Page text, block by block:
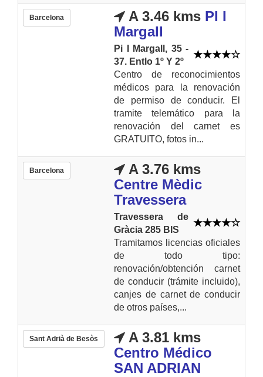
Barcelona A 3.46 kms PI I
Margall
Pi I Margall, 35 -
37. Entlo 1º Y 2º
Centro de reconocimientos
médicos para la renovación
de permiso de conducir. El
tramite telemático para la
renovación del carnet es
GRATUITO, fotos in...
Barcelona
A 3.76 kms
Centre Mèdic
Travessera
Travessera de
Gràcia 285 BIS
Tramitamos licencias oficiales
de todo tipo:
renovación/obtención carnet
de conducir (trámite incluido),
canjes de carnet de conducir
de otros países,...
Sant Adrià de Besòs
A 3.81 kms
Centro Médico
SAN ADRIAN